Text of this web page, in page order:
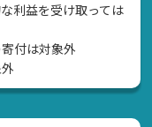
利益を受け取っては
付は対象外